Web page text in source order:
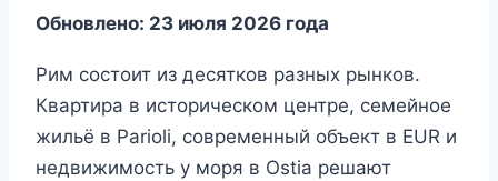
Обновлено: 23 июля 2026 года
Рим состоит из десятков разных рынков.
Квартира в историческом центре, семейное
жильё в Parioli, современный объект в EUR и
недвижимость у моря в Ostia решают